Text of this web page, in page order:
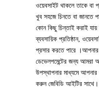
ওয়েবসাইট থাকলে তাকে বা
খুব সহজে চিনতে বা জানতে
কোন কিছু চিন্তাই করাই
ব্যবসায়িক প্রতিষ্ঠান,
প্রসার করতে পারে ।আপনার
ডেভেলপমেন্টের জন্য আমরা
উপস্থাপনার মাধ্যমে আপনার
করুন জেবিডি আইটির সাথে।